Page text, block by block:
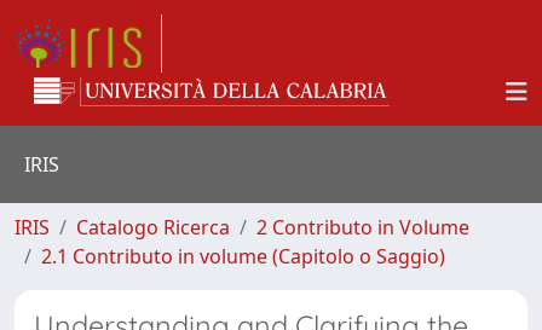
IRIS
IRIS Catalogo Ricerca
2 Contributo in Volume
2.1 Contributo in volume (Capitolo o Saggio)